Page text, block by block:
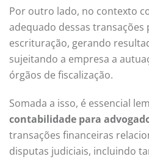
Por outro lado, no contexto
adequado dessas transações
escrituração, gerando
sujeitando a empresa a
órgãos de fiscalização.
Somada a isso, é essencial
contabilidade para
transações financeiras
disputas judiciais, incluindo